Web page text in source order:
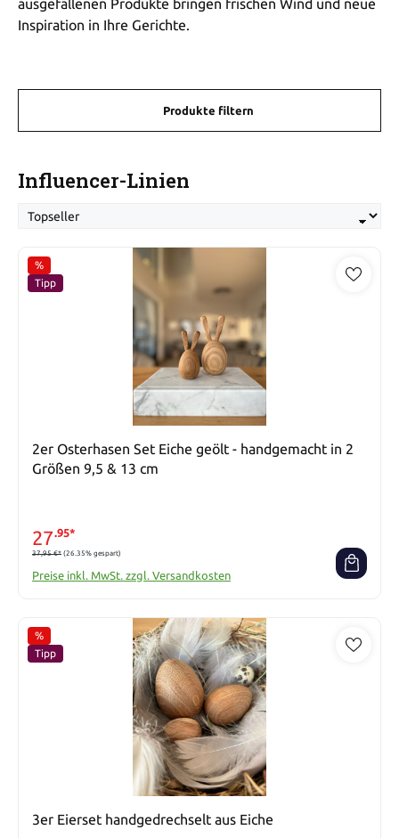
ausgefallenen Produkte bringen frischen Wind und neue
Inspiration in Ihre Gerichte.
Produkte filtern
Influencer-Linien
Rabatt
%
Tipp
2er Osterhasen Set Eiche geölt - handgemacht in 2
Größen 9,5 & 13 cm
27.95*
37,95 €* (26.35% gespart)
Preise inkl. MwSt. zzgl. Versandkosten
Rabatt
%
Tipp
3er Eierset handgedrechselt aus Eiche